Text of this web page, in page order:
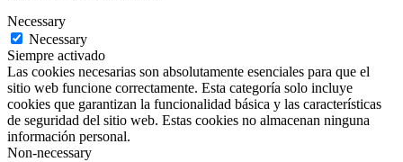
Necessary
Necessary
Siempre activado
Las cookies necesarias son absolutamente esenciales para que el
sitio web funcione correctamente. Esta categoría solo incluye
cookies que garantizan la funcionalidad básica y las características
de seguridad del sitio web. Estas cookies no almacenan ninguna
información personal.
Non-necessary